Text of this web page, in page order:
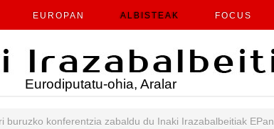
EUROPAN ALBISTEAK FOCUS
Eurodiputatu-ohia, Aralar
buruzko konferentzia zabaldu du Inaki Irazabalbeitiak EPan